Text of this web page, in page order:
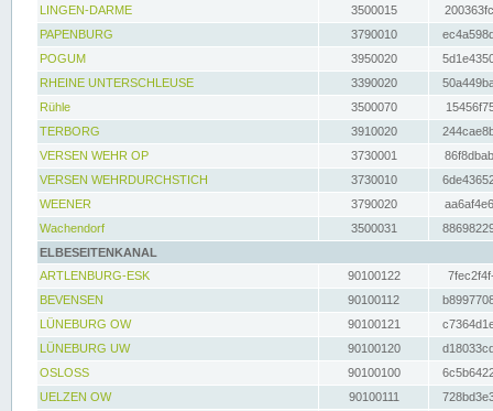
LINGEN-DARME
3500015
PAPENBURG
3790010
POGUM
3950020
RHEINE UNTERSCHLEUSE
3390020
Rühle
3500070
TERBORG
3910020
VERSEN WEHR OP
3730001
VERSEN WEHRDURCHSTICH
3730010
WEENER
3790020
Wachendorf
3500031
ELBESEITENKANAL
ARTLENBURG-ESK
90100122
BEVENSEN
90100112
LÜNEBURG OW
90100121
LÜNEBURG UW
90100120
OSLOSS
90100100
UELZEN OW
90100111